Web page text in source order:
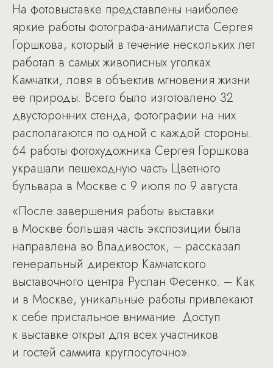
На фотовыставке представлены наиболее
яркие работы фотографа-анималиста Сергея
Горшкова, который в течение нескольких лет
работал в самых живописных уголках
Камчатки, ловя в объектив мгновения жизни
ее природы. Всего было изготовлено 32
двусторонних стенда, фотографии на них
располагаются по одной с каждой стороны.
64 работы фотохудожника Сергея Горшкова
украшали пешеходную часть Цветного
бульвара в Москве с 9 июля по 9 августа.
«После завершения работы выставки
в Москве большая часть экспозиции была
направлена во Владивосток, – рассказал
генеральный директор Камчатского
выставочного центра Руслан Фесенко. – Как
и в Москве, уникальные работы привлекают
к себе пристальное внимание. Доступ
к выставке открыт для всех участников
и гостей саммита круглосуточно».